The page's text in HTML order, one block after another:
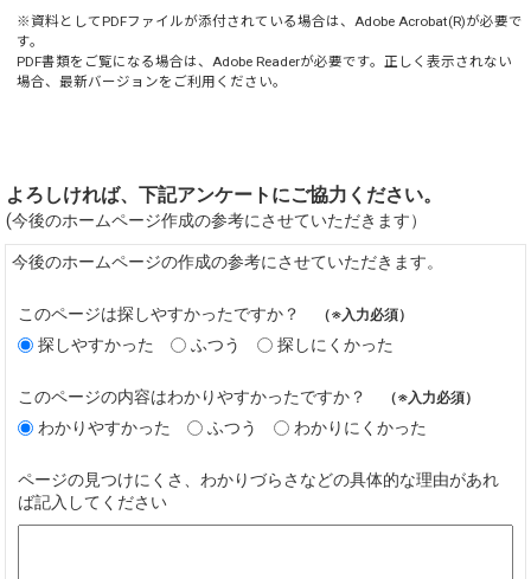
※資料としてPDFファイルが添付されている場合は、Adobe Acrobat(R)が必要で
す。
PDF書類をご覧になる場合は、Adobe Readerが必要です。正しく表示されない
場合、最新バージョンをご利用ください。